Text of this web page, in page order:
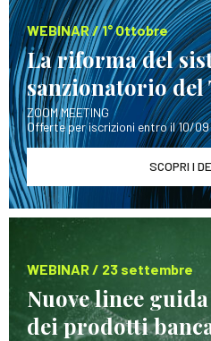
WEBINAR / 1° Ottobre
La riforma del
sanzionatorio del
ZOOM MEETING
Offerte per iscrizioni entro il 10/09
SCOPRI I
WEBINAR / 23 settembre
Nuove linee
dei prodotti